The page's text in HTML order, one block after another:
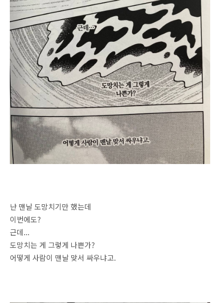
난 맨날 도망치기만 했는데
이번에도?
근데...
도망치는 게 그렇게 나쁜가?
어떻게 사람이 맨날 맞서 싸우냐고.